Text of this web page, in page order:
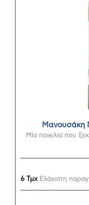
Μανουσάκη
Μία ποικιλία που
6 ΤμχΕλάχιστη